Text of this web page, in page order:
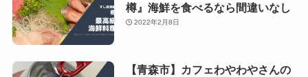
樽』海鮮を食べるなら間違いなし
2022年2月8日
【青森市】カフェわやわやさんの